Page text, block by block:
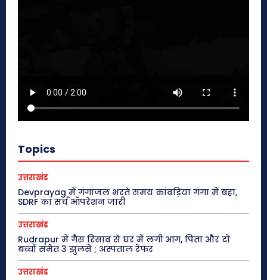
Topics
उत्तराखंड
Devprayag में गंगाजल भरते समय कांवड़िया गंगा में बहा,
SDRF का सर्च ऑपरेशन जारी
उत्तराखंड
Rudrapur में गैस रिसाव से घर में लगी आग, पिता और दो
बच्चों समेत 3 झुलसे ; अस्पताल रेफर
उत्तराखंड